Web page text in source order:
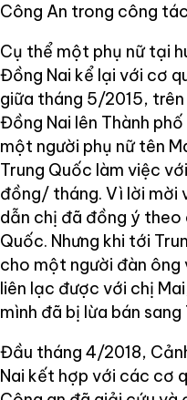
Công An trong công
Cụ thể một phụ nữ tại
Đồng Nai kể lại với cơ
giữa tháng 5/2015,
Đồng Nai lên Thành
một người phụ nữ tên
Trung Quốc làm việc
đồng/ tháng. Vì lời mời
dẫn chị đã đồng ý theo
Quốc. Nhưng khi tới
cho một người đàn
liên lạc được với chị
mình đã bị lừa bán sang
Đầu tháng 4/2018,
Nai kết hợp với các cơ